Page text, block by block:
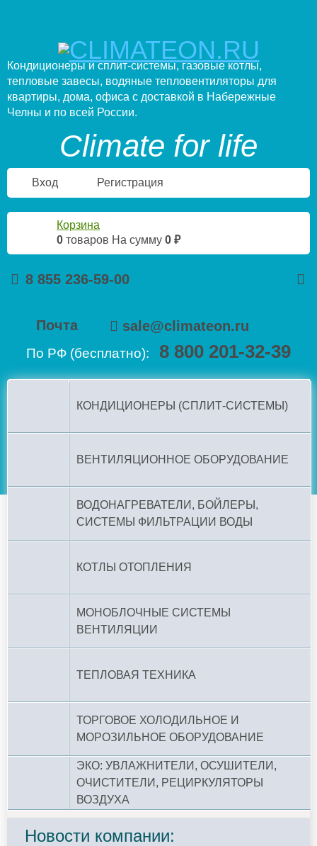
Кондиционеры и сплит-системы, газовые котлы,
тепловые завесы, водяные тепловентиляторы для
квартиры, дома, офиса с доставкой в Набережные
Челны и по всей России.
Climate for life
Вход Регистрация
Корзина
0 товаров На сумму 0 ₽
8 855 236-59-00
Почта sale@climateon.ru
По РФ (бесплатно): 8 800 201-32-39
КОНДИЦИОНЕРЫ (СПЛИТ-СИСТЕМЫ)
ВЕНТИЛЯЦИОННОЕ ОБОРУДОВАНИЕ
ВОДОНАГРЕВАТЕЛИ, БОЙЛЕРЫ,
СИСТЕМЫ ФИЛЬТРАЦИИ ВОДЫ
КОТЛЫ ОТОПЛЕНИЯ
МОНОБЛОЧНЫЕ СИСТЕМЫ
ВЕНТИЛЯЦИИ
ТЕПЛОВАЯ ТЕХНИКА
ТОРГОВОЕ ХОЛОДИЛЬНОЕ И
МОРОЗИЛЬНОЕ ОБОРУДОВАНИЕ
ЭКО: УВЛАЖНИТЕЛИ, ОСУШИТЕЛИ,
ОЧИСТИТЕЛИ, РЕЦИРКУЛЯТОРЫ
ВОЗДУХА
Новости компании: